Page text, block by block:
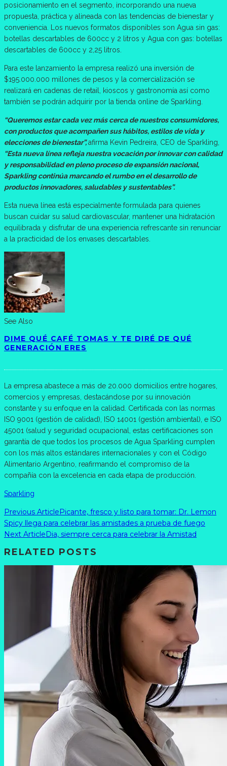
posicionamiento en el segmento, incorporando una nueva
propuesta, práctica y alineada con las tendencias de bienestar y
conveniencia. Los nuevos formatos disponibles son Agua sin gas:
botellas descartables de 600cc y 2 litros y Agua con gas: botellas
descartables de 600cc y 2,25 litros.
Para este lanzamiento la empresa realizó una inversión de
$195.000.000 millones de pesos y la comercialización se
realizará en cadenas de retail, kioscos y gastronomía así como
también se podrán adquirir por la tienda online de Sparkling.
“Queremos estar cada vez más cerca de nuestros consumidores,
con productos que acompañen sus hábitos, estilos de vida y
elecciones de bienestar”,afirma Kevin Pedreira, CEO de Sparkling,
“Esta nueva línea refleja nuestra vocación por innovar con calidad
y responsabilidad en pleno proceso de expansión nacional,
Sparkling continúa marcando el rumbo en el desarrollo de
productos innovadores, saludables y sustentables”.
Esta nueva línea está especialmente formulada para quienes
buscan cuidar su salud cardiovascular, mantener una hidratación
equilibrada y disfrutar de una experiencia refrescante sin renunciar
a la practicidad de los envases descartables.
See Also
DIME QUÉ CAFÉ TOMAS Y TE DIRÉ DE QUÉ
GENERACIÓN ERES
La empresa abastece a más de 20.000 domicilios entre hogares,
comercios y empresas, destacándose por su innovación
constante y su enfoque en la calidad. Certificada con las normas
ISO 9001 (gestión de calidad), ISO 14001 (gestión ambiental), e ISO
45001 (salud y seguridad ocupacional, estas certificaciones son
garantía de que todos los procesos de Agua Sparkling cumplen
con los más altos estándares internacionales y con el Código
Alimentario Argentino, reafirmando el compromiso de la
compañía con la excelencia en cada etapa de producción.
Sparkling
Previous ArticlePicante, fresco y listo para tomar: Dr. Lemon
Spicy llega para celebrar las amistades a prueba de fuego
Next ArticleDia, siempre cerca para celebrar la Amistad
RELATED POSTS